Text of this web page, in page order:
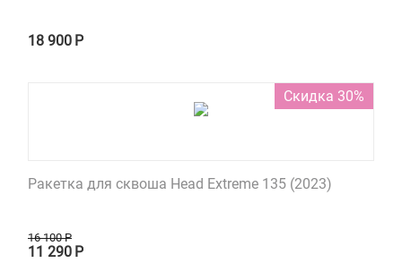
18 900 Р
Скидка 30%
Ракетка для сквоша Head Extreme 135 (2023)
16 100 Р
11 290 Р